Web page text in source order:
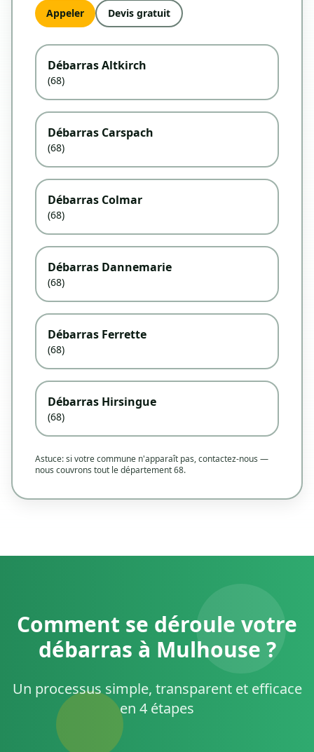
Appeler Devis gratuit
Débarras Altkirch
(68)
Débarras Carspach
(68)
Débarras Colmar
(68)
Débarras Dannemarie
(68)
Débarras Ferrette
(68)
Débarras Hirsingue
(68)
Astuce: si votre commune n'apparaît pas, contactez-nous —
nous couvrons tout le département 68.
Comment se déroule votre
débarras à Mulhouse ?
Un processus simple, transparent et efficace
en 4 étapes